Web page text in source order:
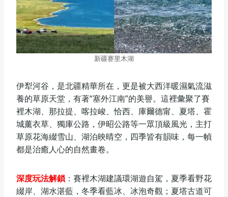
新疆赛里木湖
伊犁河谷，是北疆精華所在，更是被大西洋暖濕氣流滋
養的草原天堂，有著“塞外江南”的美譽。這裡彙聚了賽
裡木湖、那拉提、喀拉峻、恰西、庫爾德甯、夏塔、霍
城薰衣草、獨庫公路，伊昭公路等一眾頂級風光，主打
草原花海綴雪山、湖泊映晴空，四季皆有韻味，每一幀
都是治癒人心的自然畫卷。
深度玩法解鎖 ：賽裡木湖建議環湖遊自駕，夏季看野花
綴岸、湖水湛藍，冬季看藍冰、冰泡奇觀；夏塔古道可